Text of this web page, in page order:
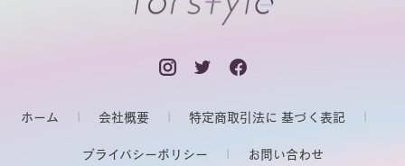
ホーム 会社概要 特定商取引法に 基づく表記
プライバシーポリシー お問い合わせ